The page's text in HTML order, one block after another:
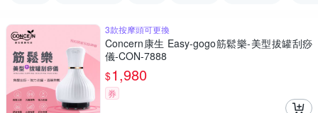
3款按摩頭可更換
Concern康生 Easy-gogo筋鬆樂-美型拔罐刮痧
儀-CON-7888
$1,980
券